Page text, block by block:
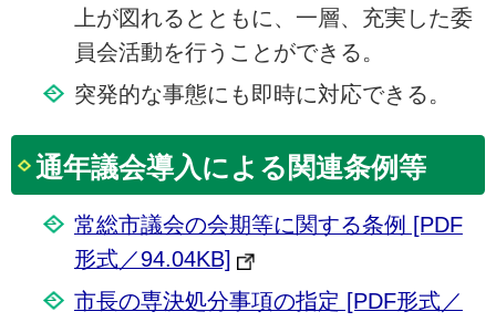
上が図れるとともに、一層、充実した委
員会活動を行うことができる。
突発的な事態にも即時に対応できる。
通年議会導入による関連条例等
常総市議会の会期等に関する条例 [PDF
形式／94.04KB]
市長の専決処分事項の指定 [PDF形式／